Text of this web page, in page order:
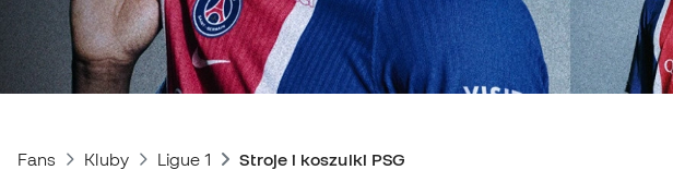
Fans Kluby Ligue 1 Stroje i koszulki PSG